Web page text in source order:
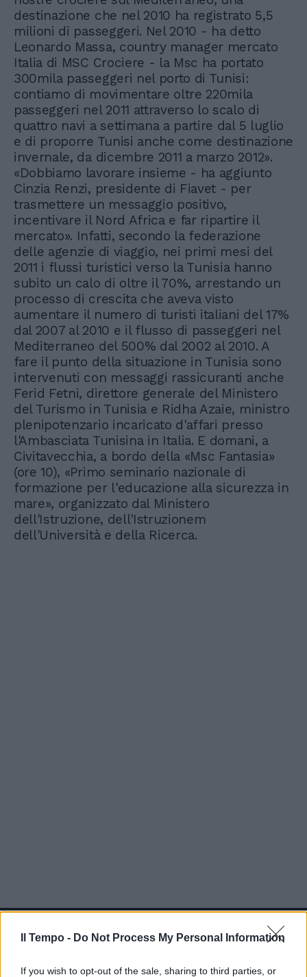
Il Tempo - Do Not Process My Personal Information
If you wish to opt-out of the sale, sharing to third parties, or
destinazione che nel 2010 ha registrato 5,5
milioni di passeggeri. Nel 2010 - ha detto
Leonardo Massa, country manager mercato
Italia di MSC Crociere - la Msc ha portato
300mila passeggeri nel porto di Tunisi:
contiamo di movimentare oltre 220mila
passeggeri nel 2011 attraverso lo scalo di
quattro navi a settimana a partire dal 5 luglio
e di proporre Tunisi anche come destinazione
invernale, da dicembre 2011 a marzo 2012».
«Dobbiamo lavorare insieme - ha aggiunto
Cinzia Renzi, presidente di Fiavet - per
trasmettere un messaggio positivo,
incentivare il Nord Africa e far ripartire il
mercato». Infatti, secondo la federazione
delle agenzie di viaggio, nei primi mesi del
2011 i flussi turistici verso la Tunisia hanno
subito un calo di oltre il 70%, arrestando un
processo di crescita che aveva visto
aumentare il numero di turisti italiani del 17%
dal 2007 al 2010 e il flusso di passeggeri nel
Mediterraneo del 500% dal 2002 al 2010. A
fare il punto della situazione in Tunisia sono
intervenuti con messaggi rassicuranti anche
Ferid Fetni, direttore generale del Ministero
del Turismo in Tunisia e Ridha Azaie, ministro
plenipotenzario incaricato d'affari presso
l'Ambasciata Tunisina in Italia. E domani, a
Civitavecchia, a bordo della «Msc Fantasia»
(ore 10), «Primo seminario nazionale di
formazione per l'educazione alla sicurezza in
mare», organizzato dal Ministero
dell'Istruzione, dell'Istruzionem
dell'Università e della Ricerca.